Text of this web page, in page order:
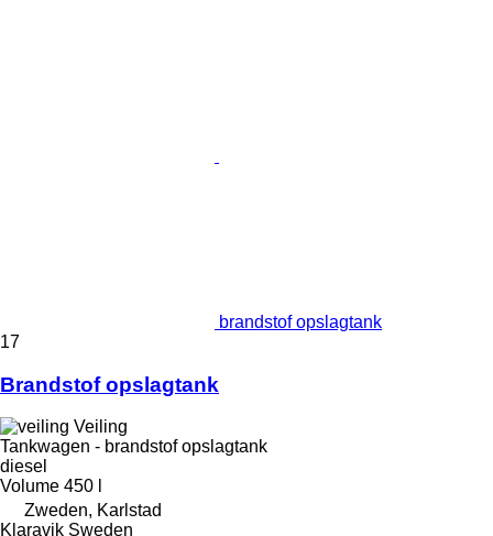
brandstof opslagtank
17
Brandstof opslagtank
Veiling
Tankwagen - brandstof opslagtank
diesel
Volume 450 l
Zweden, Karlstad
Klaravik Sweden